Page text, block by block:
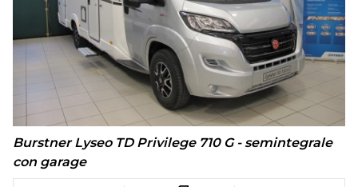
Burstner Lyseo TD Privilege 710 G - semintegrale
con garage